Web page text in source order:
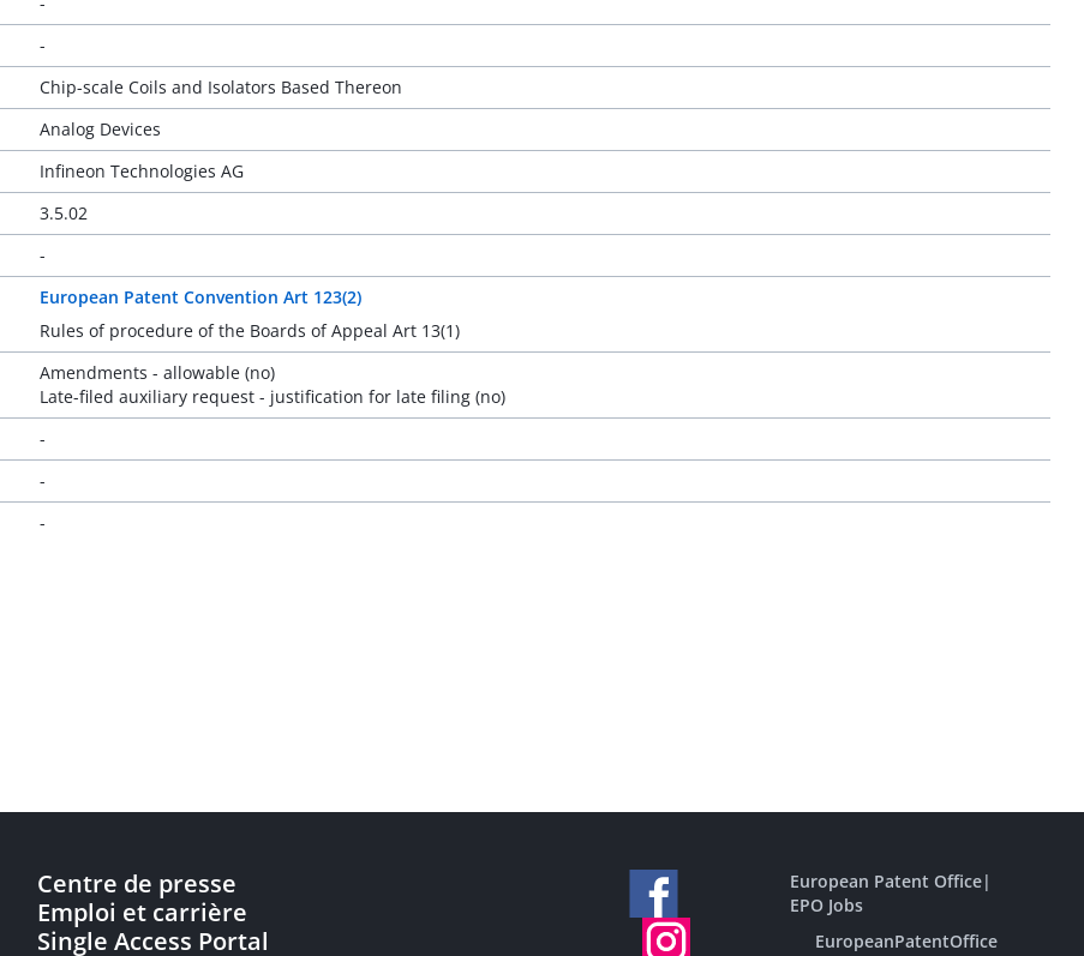
-
Chip-scale Coils and Isolators Based Thereon
Analog Devices
Infineon Technologies AG
3.5.02
-
European Patent Convention Art 123(2)
Rules of procedure of the Boards of Appeal Art 13(1)
Amendments - allowable (no)
Late-filed auxiliary request - justification for late filing (no)
-
-
-
Centre de presse
Emploi et carrière
Single Access Portal
European Patent Office|
EPO Jobs
EuropeanPatentOffice